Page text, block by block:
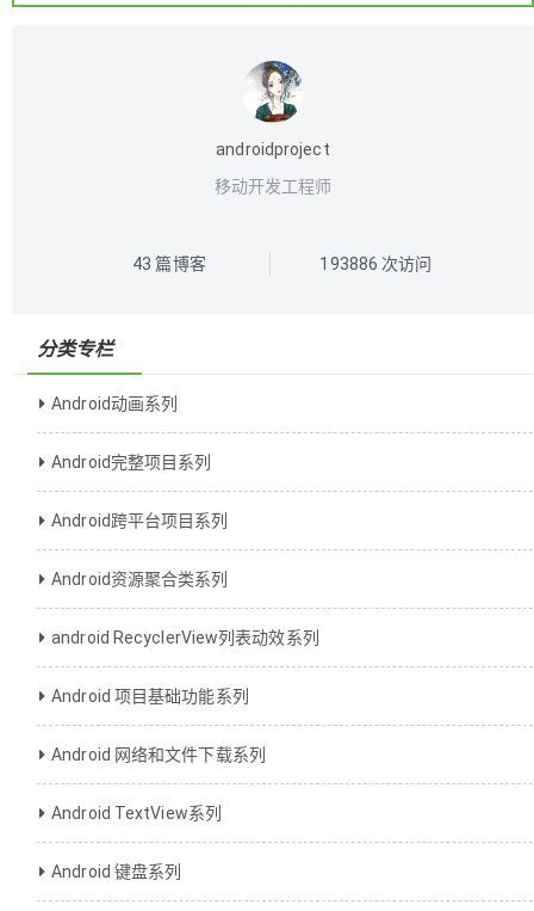
androidproject
移动开发工程师
43 篇博客 193886 次访问
分类专栏
Android动画系列
Android完整项目系列
Android跨平台项目系列
Android资源聚合类系列
android RecyclerView列表动效系列
Android 项目基础功能系列
Android 网络和文件下载系列
Android TextView系列
Android 键盘系列